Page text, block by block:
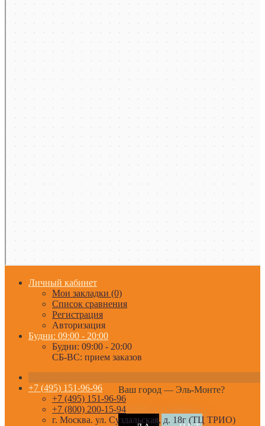
Личный кабинет
Мои закладки (0)
Список сравнения
Регистрация
Авторизация
Будни: 09:00 - 20:00
Будни: 09:00 - 20:00
СБ-ВС: прием заказов
Ваш город — Эль-Монте?
+7 (495) 151-96-96
+7 (495) 151-96-96
+7 (800) 200-15-94
г. Москва. ул. Суздальская, д. 18г (ТЦ ТРИО)